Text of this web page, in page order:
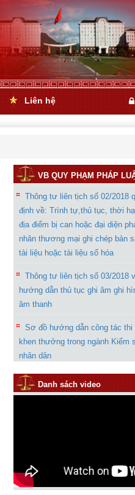
Liên hệ
VB QUY PHẠM PHÁP
Thông tư liên tịch số 02/2018
định về: Trình tự,thủ tục, thời
địa điểm bị can hoặc đại diện
nhân thương mại ghi chép bản
tài liệu hoặc tài liệu số hóa
Thông tư liên tịch số 03/2018
hướng dẫn thủ tục ghi âm ghi
âm thanh
Sơ đồ hướng dẫn công tác thi
khen thưởng trong ngành Kiểm
nhân dân
Chỉ thị 07 của VKSND tối cao
tăng cường công tác kháng nghị
Hướng dẫn phần mềm thống kê
Danh sách video